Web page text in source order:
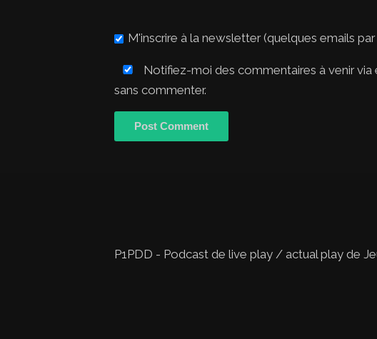
M'inscrire à la newsletter (quelques emails par
Notifiez-moi des commentaires à venir via
sans commenter.
P1PDD - Podcast de live play / actual play de